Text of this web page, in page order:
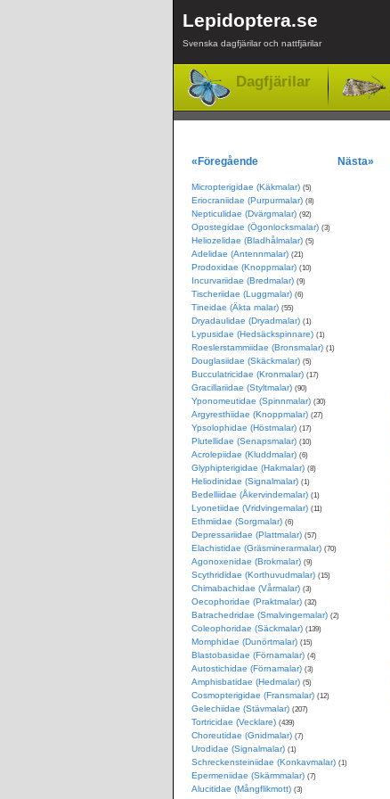
Lepidoptera.se
Svenska dagfjärilar och nattfjärilar
Dagfjärilar
«Föregående Nästa»
Micropterigidae (Käkmalar) (5)
Eriocraniidae (Purpurmalar) (8)
Nepticulidae (Dvärgmalar) (92)
Opostegidae (Ögonlocksmalar) (3)
Heliozelidae (Bladhålmalar) (5)
Adelidae (Antennmalar) (21)
Prodoxidae (Knoppmalar) (10)
Incurvariidae (Bredmalar) (9)
Tischeriidae (Luggmalar) (6)
Tineidae (Äkta malar) (55)
Dryadaulidae (Dryadmalar) (1)
Lypusidae (Hedsäckspinnare) (1)
Roeslerstammiidae (Bronsmalar) (1)
Douglasiidae (Skäckmalar) (5)
Bucculatricidae (Kronmalar) (17)
Gracillariidae (Styltmalar) (90)
Yponomeutidae (Spinnmalar) (30)
Argyresthiidae (Knoppmalar) (27)
Ypsolophidae (Höstmalar) (17)
Plutellidae (Senapsmalar) (10)
Acrolepiidae (Kluddmalar) (6)
Glyphipterigidae (Hakmalar) (8)
Heliodinidae (Signalmalar) (1)
Bedelliidae (Åkervindemalar) (1)
Lyonetiidae (Vridvingemalar) (11)
Ethmiidae (Sorgmalar) (6)
Depressariidae (Plattmalar) (57)
Elachistidae (Gräsminerarmalar) (70)
Agonoxenidae (Brokmalar) (9)
Scythrididae (Korthuvudmalar) (15)
Chimabachidae (Vårmalar) (3)
Oecophoridae (Praktmalar) (32)
Batrachedridae (Smalvingemalar) (2)
Coleophoridae (Säckmalar) (139)
Momphidae (Dunörtmalar) (15)
Blastobasidae (Förnamalar) (4)
Autostichidae (Förnamalar) (3)
Amphisbatidae (Hedmalar) (5)
Cosmopterigidae (Fransmalar) (12)
Gelechiidae (Stävmalar) (207)
Tortricidae (Vecklare) (439)
Choreutidae (Gnidmalar) (7)
Urodidae (Signalmalar) (1)
Schreckensteiniidae (Konkavmalar) (1)
Epermeniidae (Skärmmalar) (7)
Alucitidae (Mångflikmott) (3)